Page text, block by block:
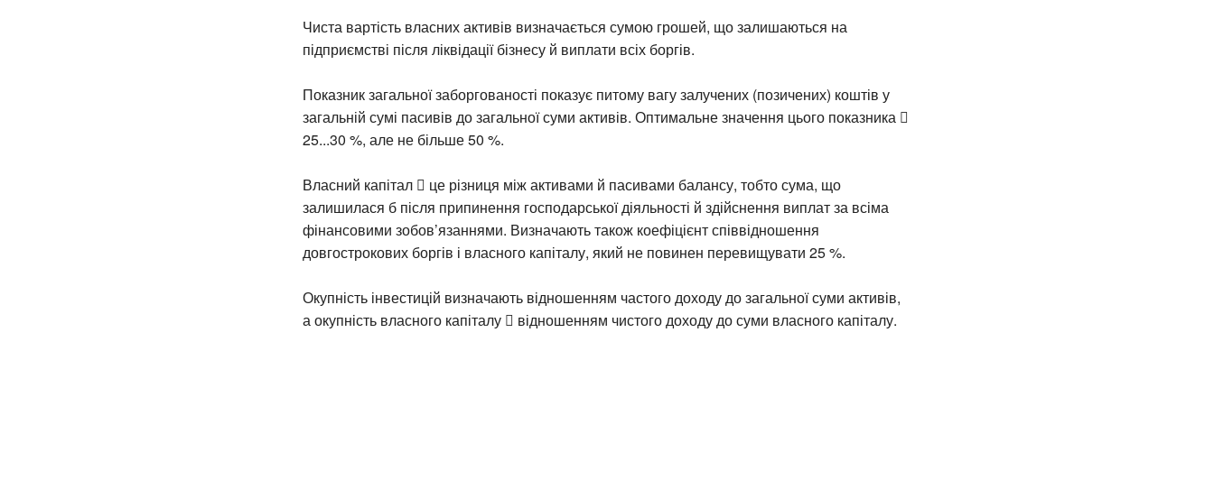
Чиста вартість власних активів визначається сумою грошей, що залишаються на
підприємстві після ліквідації бізнесу й виплати всіх боргів.
Показник загальної заборгованості показує питому вагу залучених (позичених) коштів у
загальній сумі пасивів до загальної суми активів. Оптимальне значення цього показника 
25...30 %, але не більше 50 %.
Власний капітал  це різниця між активами й пасивами балансу, тобто сума, що
залишилася б після припинення господарської діяльності й здійснення виплат за всіма
фінансовими зобов’язаннями. Визначають також коефіцієнт співвідношення
довгострокових боргів і власного капіталу, який не повинен перевищувати 25 %.
Окупність інвестицій визначають відношенням частого доходу до загальної суми активів,
а окупність власного капіталу  відношенням чистого доходу до суми власного капіталу.